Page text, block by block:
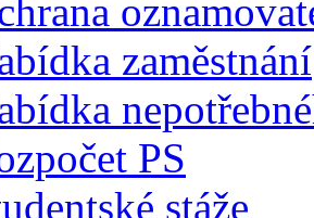
zaměstnání
PS
stáže